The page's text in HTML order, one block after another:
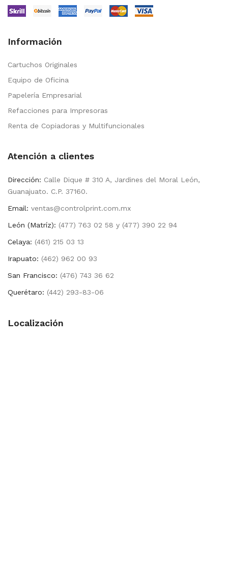
Información
Cartuchos Originales
Equipo de Oficina
Papelería Empresarial
Refacciones para Impresoras
Renta de Copiadoras y Multifuncionales
Atención a clientes
Dirección: Calle Dique # 310 A, Jardines del Moral León,
Guanajuato. C.P. 37160.
Email: ventas@controlprint.com.mx
León (Matríz): (477) 763 02 58 y (477) 390 22 94
Celaya: (461) 215 03 13
Irapuato: (462) 962 00 93
San Francisco: (476) 743 36 62
Querétaro: (442) 293-83-06
Localización